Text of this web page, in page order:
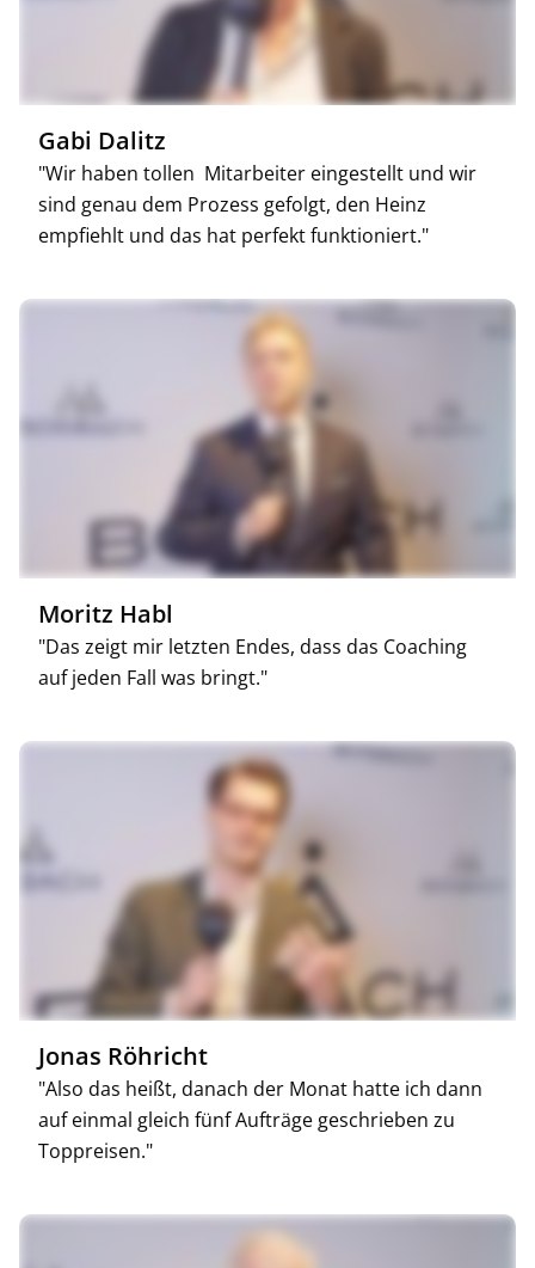
Gabi Dalitz
"Wir haben tollen Mitarbeiter eingestellt und wir
sind genau dem Prozess gefolgt, den Heinz
empfiehlt und das hat perfekt funktioniert."
Moritz Habl
"Das zeigt mir letzten Endes, dass das Coaching
auf jeden Fall was bringt."
Jonas Röhricht
"Also das heißt, danach der Monat hatte ich dann
auf einmal gleich fünf Aufträge geschrieben zu
Toppreisen."